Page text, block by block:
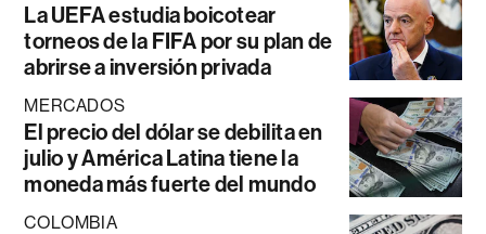
La UEFA estudia boicotear
torneos de la FIFA por su plan de
abrirse a inversión privada
MERCADOS
El precio del dólar se debilita en
julio y América Latina tiene la
moneda más fuerte del mundo
COLOMBIA